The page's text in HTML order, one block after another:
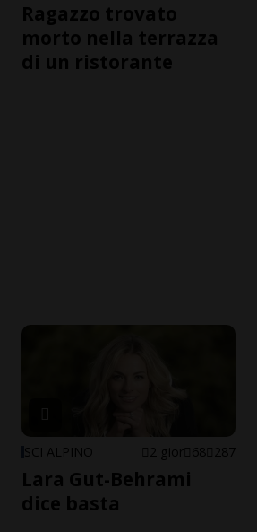
Ragazzo trovato
morto nella terrazza
di un ristorante
SCI ALPINO 2 gior 68 287
Lara Gut-Behrami
dice basta